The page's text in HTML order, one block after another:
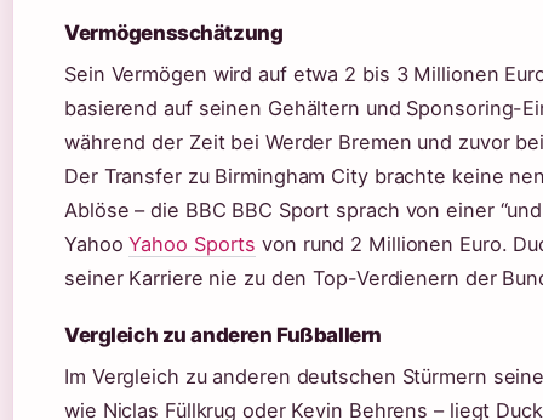
Vermögensschätzung
Sein Vermögen wird auf etwa 2 bis 3 Millionen
basierend auf seinen Gehältern und Sponsoring-
während der Zeit bei Werder Bremen und zuvor
Der Transfer zu Birmingham City brachte keine
Ablöse – die BBC BBC Sport sprach von einer
YahooYahoo Sports von rund 2 Millionen Euro.
seiner Karriere nie zu den Top-Verdienern der
Vergleich zu anderen Fußballern
Im Vergleich zu anderen deutschen Stürmern
wie Niclas Füllkrug oder Kevin Behrens – liegt